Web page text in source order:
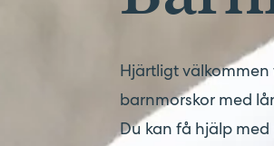
Hjärtligt
barnmorskor med
Du kan få hjälp